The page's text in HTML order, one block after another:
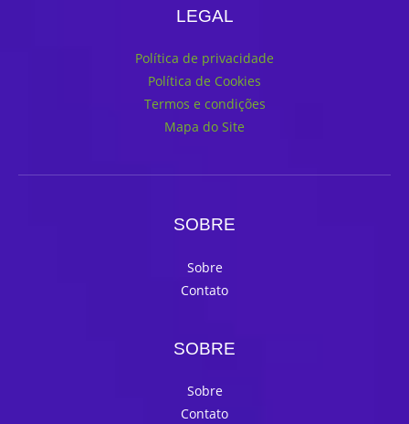
LEGAL
Política de privacidade
Política de Cookies
Termos e condições
Mapa do Site
SOBRE
Sobre
Contato
SOBRE
Sobre
Contato